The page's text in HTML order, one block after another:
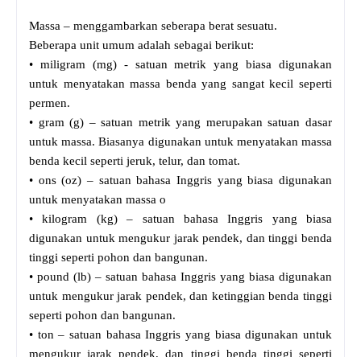
Massa – menggambarkan seberapa berat sesuatu.
Beberapa unit umum adalah sebagai berikut:
• miligram (mg) - satuan metrik yang biasa digunakan
untuk menyatakan massa benda yang sangat kecil seperti
permen.
• gram (g) – satuan metrik yang merupakan satuan dasar
untuk massa. Biasanya digunakan untuk menyatakan massa
benda kecil seperti jeruk, telur, dan tomat.
• ons (oz) – satuan bahasa Inggris yang biasa digunakan
untuk menyatakan massa o
• kilogram (kg) – satuan bahasa Inggris yang biasa
digunakan untuk mengukur jarak pendek, dan tinggi benda
tinggi seperti pohon dan bangunan.
• pound (lb) – satuan bahasa Inggris yang biasa digunakan
untuk mengukur jarak pendek, dan ketinggian benda tinggi
seperti pohon dan bangunan.
• ton – satuan bahasa Inggris yang biasa digunakan untuk
mengukur jarak pendek, dan tinggi benda tinggi seperti